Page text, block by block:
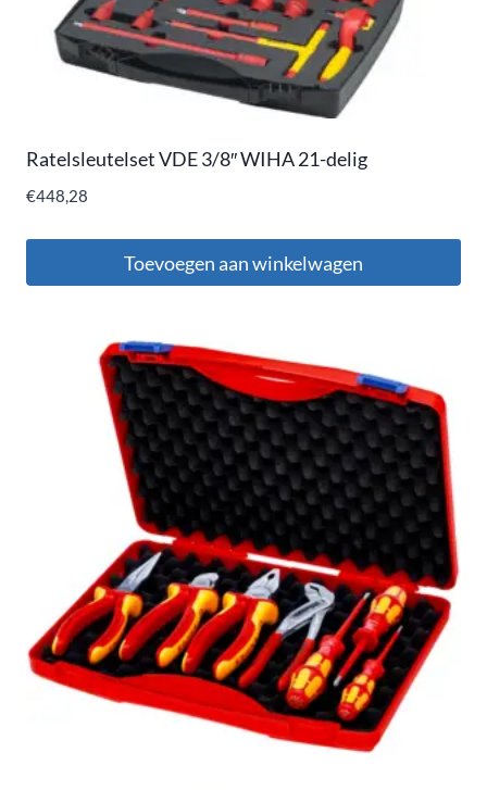
Ratelsleutelset VDE 3/8″ WIHA 21-delig
€448,28
Toevoegen aan winkelwagen